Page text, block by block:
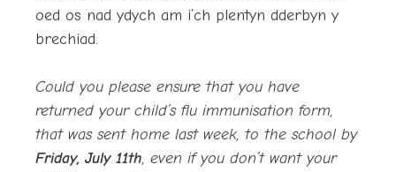
oed os nad ydych am i’ch plentyn dderbyn y
brechiad.
Could you please ensure that you have
returned your child’s flu immunisation form,
that was sent home last week, to the school by
Friday, July 11th, even if you don’t want your